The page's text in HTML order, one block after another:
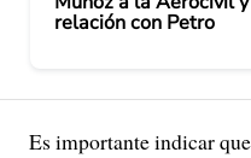
relación con Petro
Es importante indicar